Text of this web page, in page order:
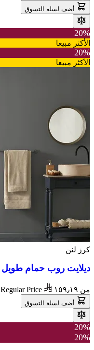
أضف لسلة التسوق
20%
الأكثر مبيعا
20%
الأكثر مبيعا
كرز لنن
ديلايت روب حمام
من ١٥٩٫١٩ Regular Price
أضف لسلة التسوق
20%
20%